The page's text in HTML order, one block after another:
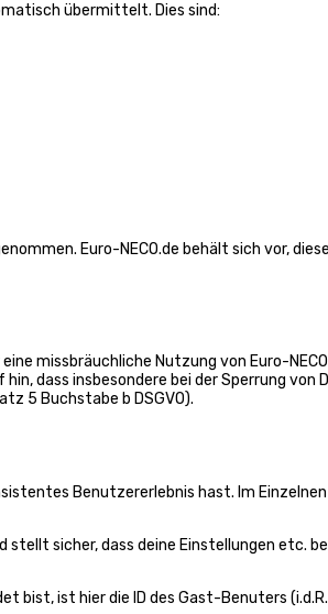
übermittelt. Dies sind:
Euro-NECO.de behält sich vor,
missbräuchliche Nutzung von Euro-
dass insbesondere bei der Sperrung von
5 Buchstabe b DSGVO).
Benutzererlebnis hast. Im
sicher, dass deine Einstellungen etc.
bist, ist hier die ID des Gast-Benuters